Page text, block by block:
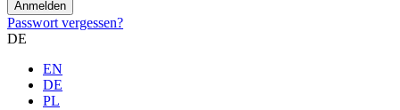
Passwort vergessen?
DE
EN
DE
PL